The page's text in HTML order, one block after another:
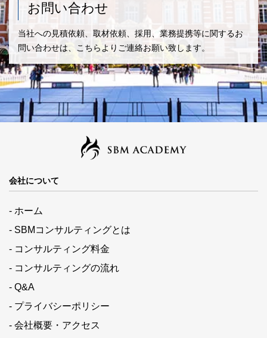
お問い合わせ
当社への見積依頼、取材依頼、採用、業務提携等に関するお
問い合わせは、こちらよりご連絡お願い致します。
会社について
- ホーム
- SBMコンサルティングとは
- コンサルティング料金
- コンサルティングの流れ
- Q&A
- プライバシーポリシー
- 会社概要・アクセス